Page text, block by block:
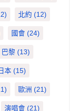
北約 (12)
國會 (24)
巴黎 (13)
本 (15)
歐洲 (21)
演唱會 (21)